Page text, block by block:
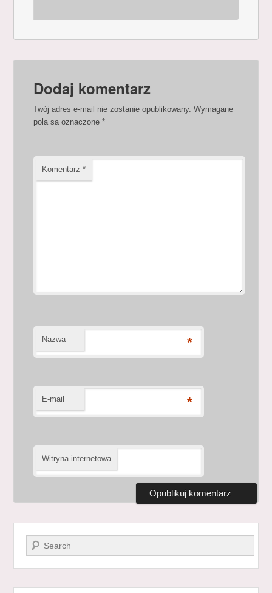
Dodaj komentarz
Twój adres e-mail nie zostanie opublikowany. Wymagane
pola są oznaczone*
Komentarz*
Nazwa *
E-mail *
Witryna internetowa
Szukaj